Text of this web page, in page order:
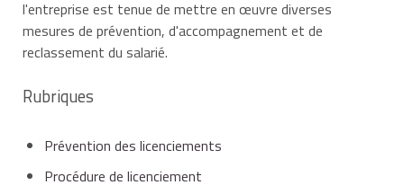
l'entreprise est tenue de mettre en œuvre diverses
mesures de prévention, d'accompagnement et de
reclassement du salarié.
Rubriques
Prévention des licenciements
Procédure de licenciement